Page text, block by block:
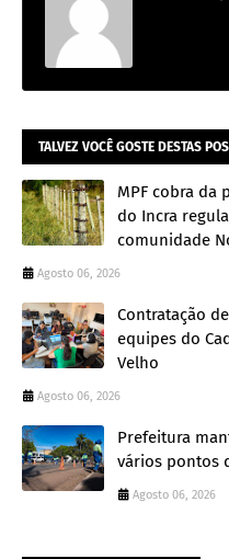
TALVEZ VOCÊ GOSTE DESTAS
MPF cobra da
do Incra
comunidade
Agosto 06, 2026
Contratação
equipes do
Velho
Agosto 06, 2026
Prefeitura
vários pontos
Agosto 06, 2026